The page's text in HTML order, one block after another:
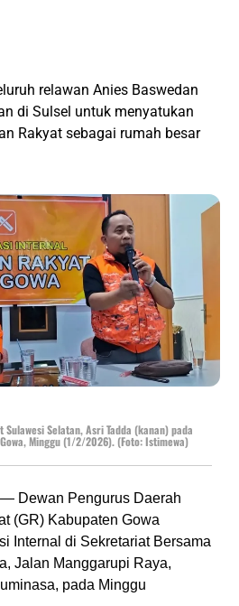
relawan Anies Baswedan
di Sulsel untuk menyatukan
Rakyat sebagai rumah besar
Sulawesi Selatan, Asri Tadda (kanan) pada
Minggu (1/2/2026). (Foto: Istimewa)
— Dewan Pengurus Daerah
(GR) Kabupaten Gowa
Internal di Sekretariat Bersama
Jalan Manggarupi Raya,
pada Minggu